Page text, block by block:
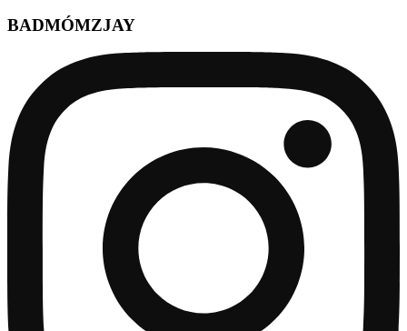
BADMÓMZJAY